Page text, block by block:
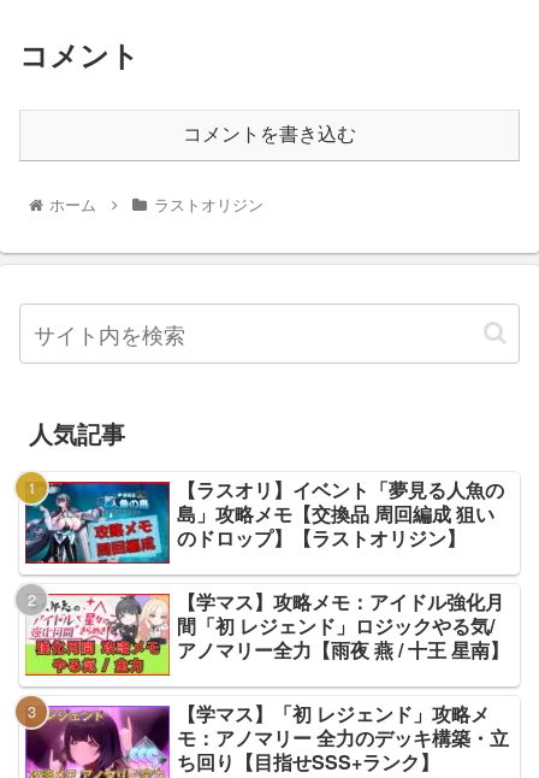
コメント
コメントを書き込む
ホーム ラストオリジン
人気記事
【ラスオリ】イベント「夢見る人魚の
島」攻略メモ【交換品 周回編成 狙い
のドロップ】【ラストオリジン】
【学マス】攻略メモ：アイドル強化月
間「初 レジェンド」ロジックやる気/
アノマリー全力【雨夜 燕 / 十王 星南】
【学マス】「初 レジェンド」攻略メ
モ：アノマリー 全力のデッキ構築・立
ち回り【目指せSSS+ランク】